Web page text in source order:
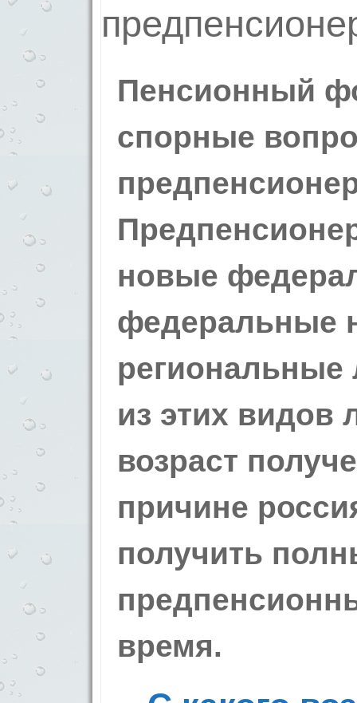
Пенсионный
спорные
новые
федеральные
региональные
из этих видов
возраст
причине
получить
время.